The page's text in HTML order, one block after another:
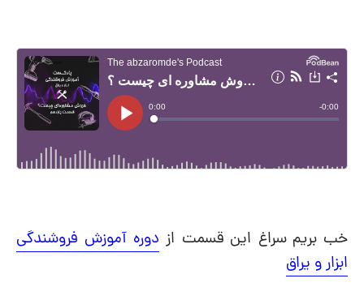
خب بریم سراغ این قسمت از دوره آموزش فروشندگی
ابزار و یراق